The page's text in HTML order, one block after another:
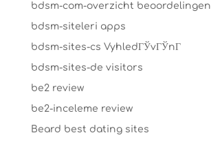
bdsm-com-overzicht beoordelingen
bdsm-siteleri apps
bdsm-sites-cs VyhledГЎvГЎnГ­
bdsm-sites-de visitors
be2 review
be2-inceleme review
Beard best dating sites